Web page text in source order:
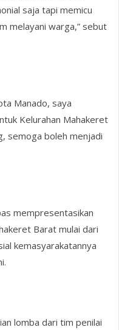
saja tapi memicu
melayani warga,” sebut
Manado, saya
Kelurahan Mahakeret
semoga boleh menjadi
mempresentasikan
Barat mulai dari
kemasyarakatannya
lomba dari tim penilai